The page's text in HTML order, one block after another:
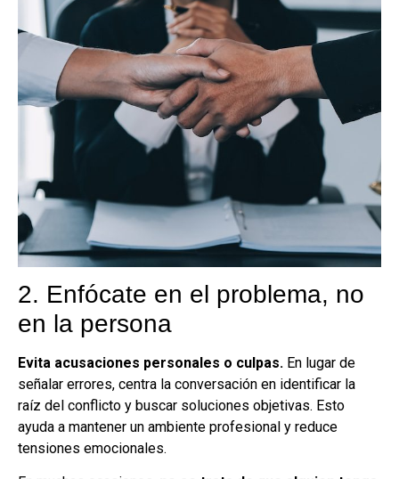
2. Enfócate en el problema, no
en la persona
Evita acusaciones personales o culpas. En lugar de
señalar errores, centra la conversación en identificar la
raíz del conflicto y buscar soluciones objetivas. Esto
ayuda a mantener un ambiente profesional y reduce
tensiones emocionales.